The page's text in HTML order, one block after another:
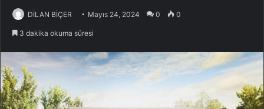
DİLAN BİÇER Mayıs 24, 2024 0 0
3 dakika okuma süresi